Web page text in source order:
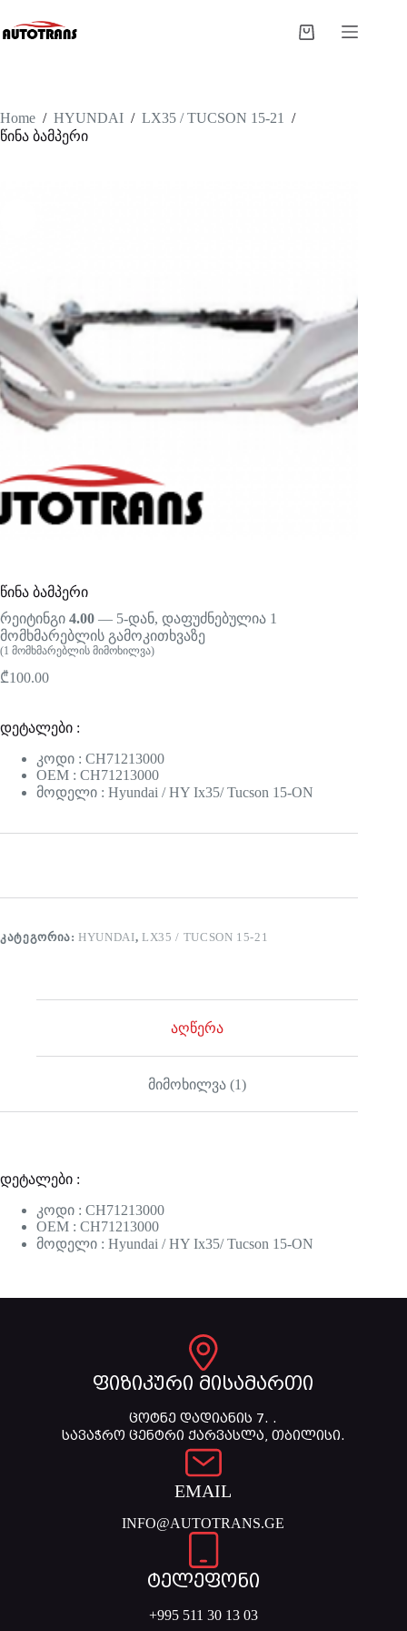
Home / HYUNDAI / LX35 / TUCSON 15-21
/
წინა ბამპერი
წინა ბამპერი
რეიტინგი 4.00 — 5-დან, დაფუძნებულია 1
მომხმარებლის გამოკითხვაზე
(1 მომხმარებლის მიმოხილვა)
₾100.00
დეტალები :
კოდი : CH71213000
OEM : CH71213000
მოდელი : Hyundai / HY Ix35/ Tucson 15-ON
ᲙᲐᲢᲔᲒᲝᲠᲘᲐ:HYUNDAI,LX35 / TUCSON 15-21
აღწერა
მიმოხილვა (1)
დეტალები :
კოდი : CH71213000
OEM : CH71213000
მოდელი : Hyundai / HY Ix35/ Tucson 15-ON
ფიზიკური მისამართი
ცოტნე დადიანის 7. .
სავაჭრო ცენტრი ქარვასლა, თბილისი.
EMAIL
INFO@AUTOTRANS.GE
ტელეფონი
+995 511 30 13 03